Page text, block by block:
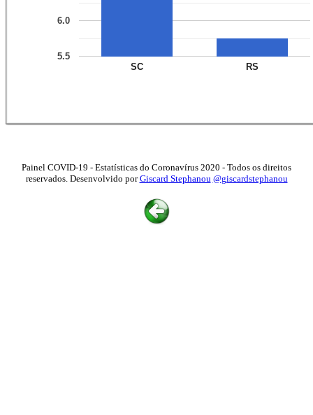
SC RS
5.5
6.0
Painel COVID-19 - Estatísticas do Coronavírus 2020 - Todos os direitos
reservados. Desenvolvido porGiscard Stephanou @giscardstephanou